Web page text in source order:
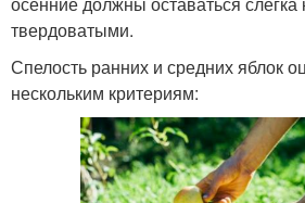
твердоватыми.
Спелость ранних и средних яблок
нескольким критериям: